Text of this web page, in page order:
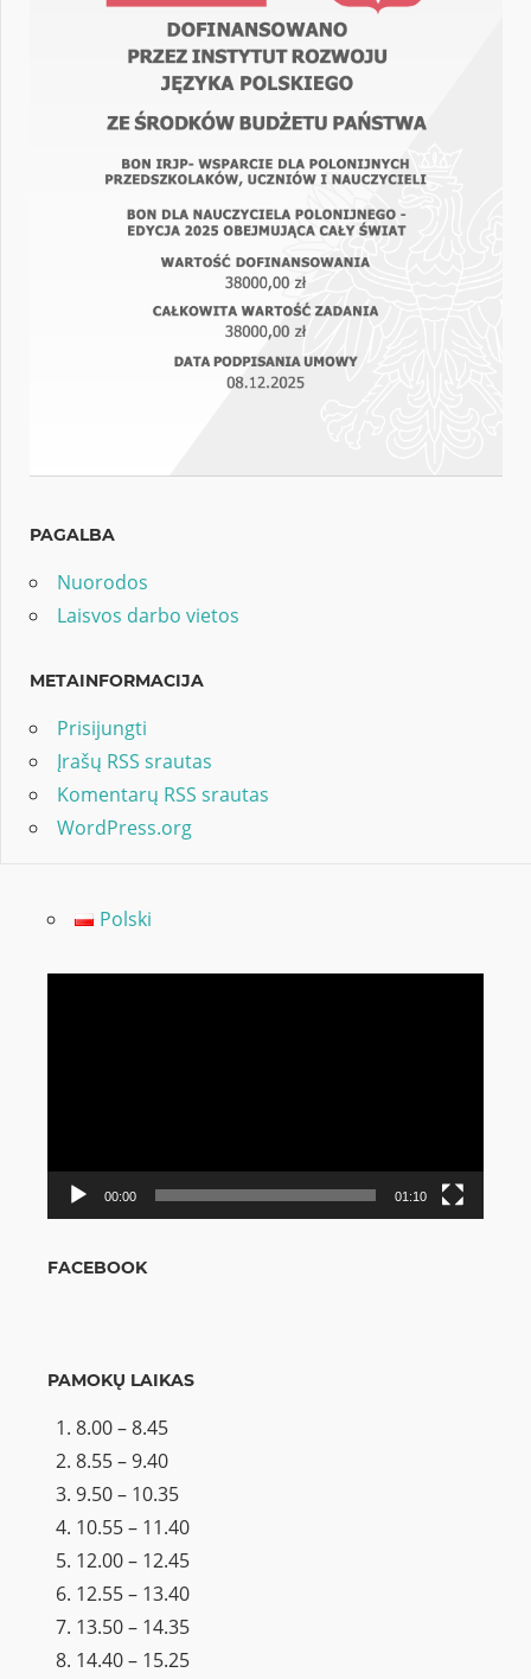
PAGALBA
Nuorodos
Laisvos darbo vietos
METAINFORMACIJA
Prisijungti
Įrašų RSS srautas
Komentarų RSS srautas
WordPress.org
Polski
00:00 01:10
FACEBOOK
PAMOKŲ LAIKAS
8.00 – 8.45
8.55 – 9.40
9.50 – 10.35
10.55 – 11.40
12.00 – 12.45
12.55 – 13.40
13.50 – 14.35
14.40 – 15.25